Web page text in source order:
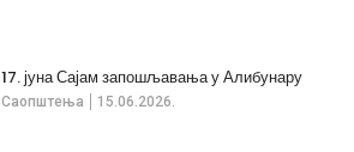
Саопштења 15.06.2026.
17. јуна Сајам запошљавања у Алибунару